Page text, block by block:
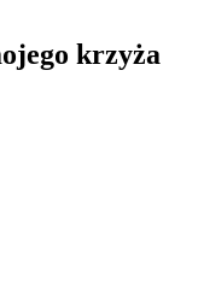
krzyża